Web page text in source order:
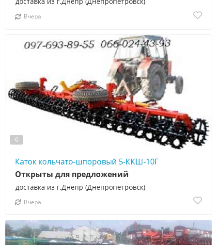
Вчера
6
Каток кольчато-шпоровый 5-ККШ-10Г
доставка из г.Днепр (Днепропетровск)
Открыты для предложений
Вчера